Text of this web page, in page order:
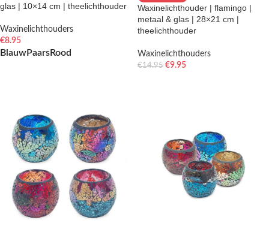
glas | 10×14 cm | theelichthouder
Waxinelichthouders
€8.95
BlauwPaarsRood
Waxinelichthouder | flamingo |
metaal & glas | 28×21 cm |
theelichthouder
Waxinelichthouders
€14.95 €9.95